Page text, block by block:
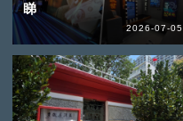
睇
2026-07-05